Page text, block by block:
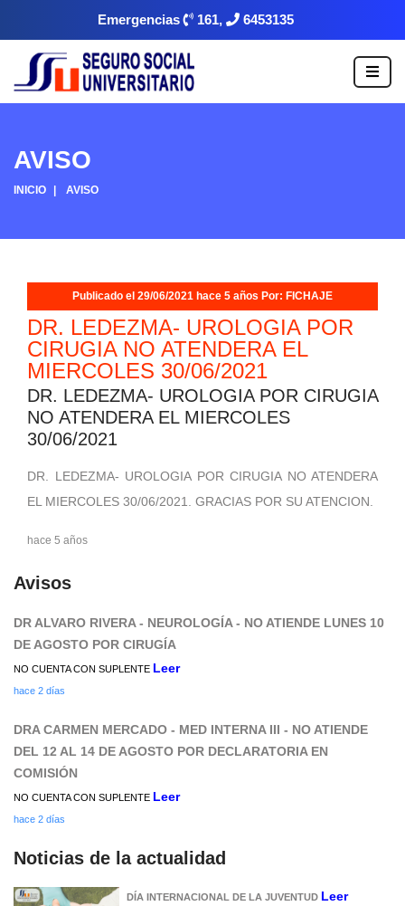
Emergencias 161, 6453135
AVISO
INICIO AVISO
Publicado el 29/06/2021 hace 5 años Por: FICHAJE
DR. LEDEZMA- UROLOGIA POR
CIRUGIA NO ATENDERA EL
MIERCOLES 30/06/2021
DR. LEDEZMA- UROLOGIA POR CIRUGIA
NO ATENDERA EL MIERCOLES
30/06/2021
DR. LEDEZMA- UROLOGIA POR CIRUGIA NO ATENDERA
EL MIERCOLES 30/06/2021. GRACIAS POR SU ATENCION.
hace 5 años
Avisos
DR ALVARO RIVERA - NEUROLOGÍA - NO ATIENDE LUNES 10
DE AGOSTO POR CIRUGÍA
NO CUENTA CON SUPLENTE Leer
hace 2 días
DRA CARMEN MERCADO - MED INTERNA III - NO ATIENDE
DEL 12 AL 14 DE AGOSTO POR DECLARATORIA EN
COMISIÓN
NO CUENTA CON SUPLENTE Leer
hace 2 días
Noticias de la actualidad
DÍA INTERNACIONAL DE LA JUVENTUD Leer